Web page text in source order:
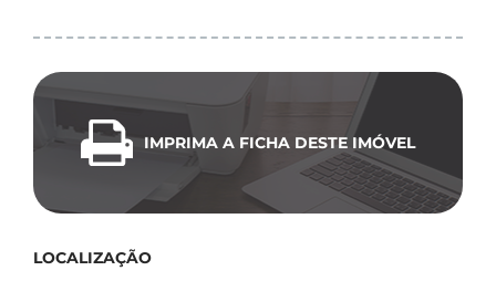
IMPRIMA A FICHA DESTE IMÓVEL
LOCALIZAÇÃO